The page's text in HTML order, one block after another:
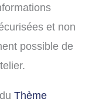
et non
possible de
Thème